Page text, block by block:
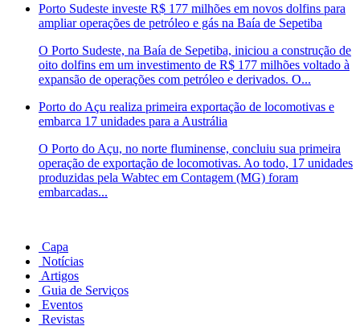
Porto Sudeste investe R$ 177 milhões em novos dolfins para
ampliar operações de petróleo e gás na Baía de Sepetiba
O Porto Sudeste, na Baía de Sepetiba, iniciou a construção de
oito dolfins em um investimento de R$ 177 milhões voltado à
expansão de operações com petróleo e derivados. O...
Porto do Açu realiza primeira exportação de locomotivas e
embarca 17 unidades para a Austrália
O Porto do Açu, no norte fluminense, concluiu sua primeira
operação de exportação de locomotivas. Ao todo, 17 unidades
produzidas pela Wabtec em Contagem (MG) foram
embarcadas...
Capa
Notícias
Artigos
Guia de Serviços
Eventos
Revistas